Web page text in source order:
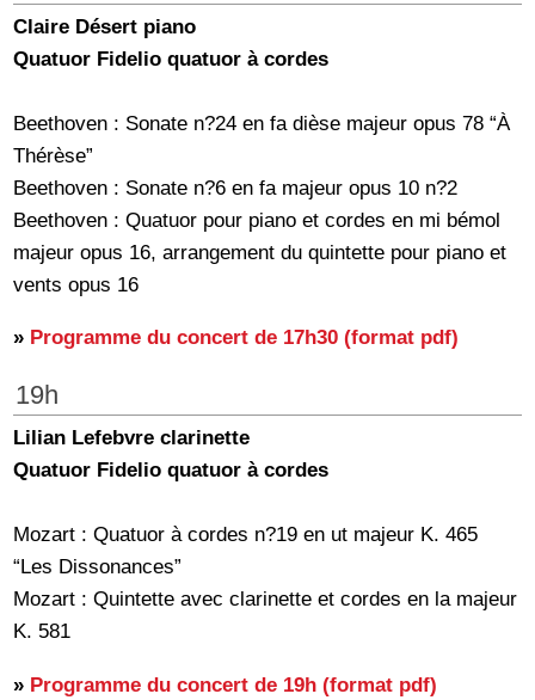
Claire Désert piano
Quatuor Fidelio quatuor à cordes
Beethoven : Sonate n?24 en fa dièse majeur opus 78 “À
Thérèse”
Beethoven : Sonate n?6 en fa majeur opus 10 n?2
Beethoven : Quatuor pour piano et cordes en mi bémol
majeur opus 16, arrangement du quintette pour piano et
vents opus 16
» Programme du concert de 17h30 (format pdf)
19h
Lilian Lefebvre clarinette
Quatuor Fidelio quatuor à cordes
Mozart : Quatuor à cordes n?19 en ut majeur K. 465
“Les Dissonances”
Mozart : Quintette avec clarinette et cordes en la majeur
K. 581
» Programme du concert de 19h (format pdf)